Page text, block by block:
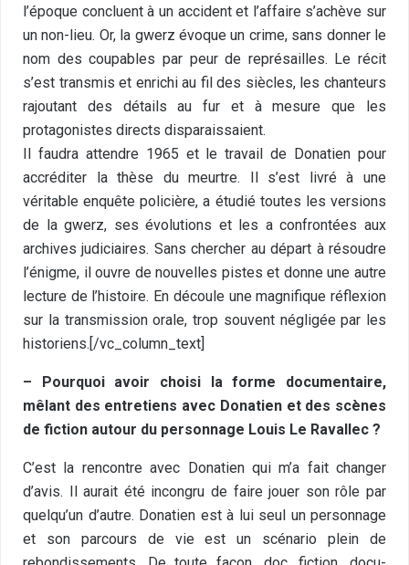
l’époque concluent à un accident et l’affaire s’achève sur
un non-lieu. Or, la gwerz évoque un crime, sans donner le
nom des coupables par peur de représailles. Le récit
s’est transmis et enrichi au fil des siècles, les chanteurs
rajoutant des détails au fur et à mesure que les
protagonistes directs disparaissaient.
Il faudra attendre 1965 et le travail de Donatien pour
accréditer la thèse du meurtre. Il s’est livré à une
véritable enquête policière, a étudié toutes les versions
de la gwerz, ses évolutions et les a confrontées aux
archives judiciaires. Sans chercher au départ à résoudre
l’énigme, il ouvre de nouvelles pistes et donne une autre
lecture de l’histoire. En découle une magnifique réflexion
sur la transmission orale, trop souvent négligée par les
historiens.[/vc_column_text]
– Pourquoi avoir choisi la forme documentaire,
mêlant des entretiens avec Donatien et des scènes
de fiction autour du personnage Louis Le Ravallec ?
C’est la rencontre avec Donatien qui m’a fait changer
d’avis. Il aurait été incongru de faire jouer son rôle par
quelqu’un d’autre. Donatien est à lui seul un personnage
et son parcours de vie est un scénario plein de